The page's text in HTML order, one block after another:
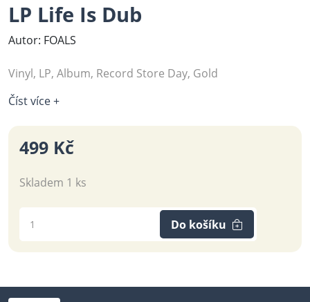
LP Life Is Dub
Autor: FOALS
Vinyl, LP, Album, Record Store Day, Gold
Číst více +
499 Kč
Skladem 1 ks
Do košíku